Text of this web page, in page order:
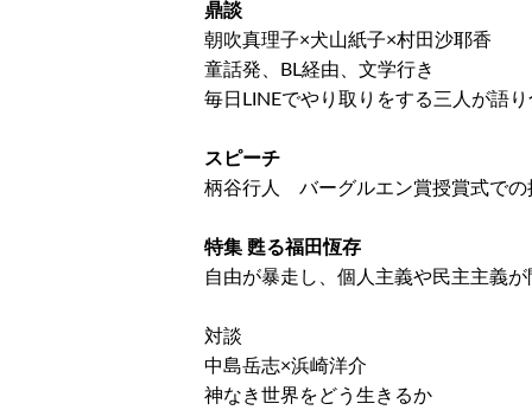
鼎談
朝吹真理子×犬山紙子×村田沙耶香
童話発、BL経由、文学行き
毎日LINEでやり取りをする三人が語
スピーチ
柄谷行人 バーグルエン賞授賞式での
特集 甦る福田恆存
自由が暴走し、個人主義や民主主義
対談
中島岳志×浜崎洋介
神なき世界をどう生きるか